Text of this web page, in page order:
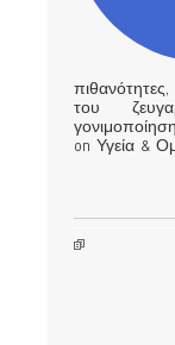
του
on Υγεία &